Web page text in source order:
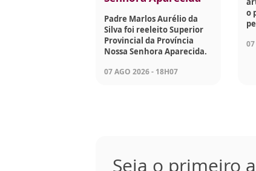
Padre Marlos Aurélio da
Silva foi reeleito Superior
Provincial da Província
Nossa Senhora Aparecida.
07 AGO 2026 - 18H07
o
Seja o primeiro